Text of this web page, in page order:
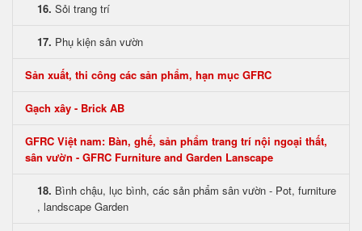
16. Sỏi trang trí
17. Phụ kiện sân vườn
Sản xuất, thi công các sản phẩm, hạn mục GFRC
Gạch xây - Brick AB
GFRC Việt nam: Bàn, ghế, sản phẩm trang trí nội ngoại thất,
sân vườn - GFRC Furniture and Garden Lanscape
18. Bình chậu, lục bình, các sản phẩm sân vườn - Pot, furniture
, landscape Garden